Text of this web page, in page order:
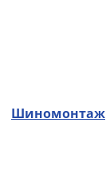
Шиномонтаж